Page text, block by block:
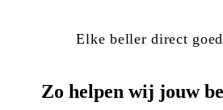
Elke beller direct
Zo helpen wij jouw